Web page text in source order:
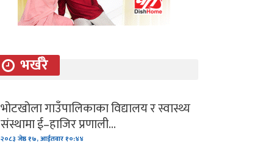
भर्खरै
भोटखोला गाउँपालिकाका विद्यालय र स्वास्थ्य
संस्थामा ई–हाजिर प्रणाली…
२०८३ जेष्ठ १७, आईतवार १०:४४